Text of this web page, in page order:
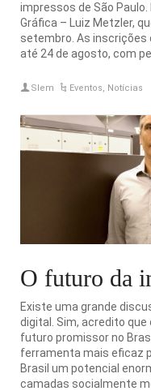
impressos de São
Gráfica – Luiz Metzler,
setembro. As inscrições
até 24 de agosto, com
Slem Eventos, Notícias
O futuro da
Existe uma grande
digital. Sim, acredito
futuro promissor no
ferramenta mais eficaz
Brasil um potencial
camadas socialmente